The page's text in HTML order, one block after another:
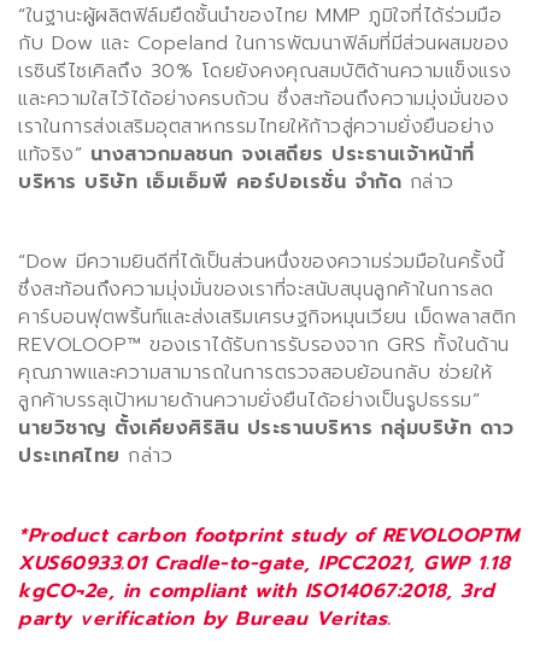
“ในฐานะผู้ผลิตฟิล์มยืดชั้นนำของไทย MMP ภูมิใจที่ได้ร่วมมือ
กับ Dow และ Copelandในการพัฒนาฟิล์มที่มีส่วนผสมของ
เรซินรีไซเคิลถึง 30% โดยยังคงคุณสมบัติด้านความแข็งแรง
และความใสไว้ได้อย่างครบถ้วน ซึ่งสะท้อนถึงความมุ่งมั่นของ
เราในการส่งเสริมอุตสาหกรรมไทยให้ก้าวสู่ความยั่งยืนอย่าง
แท้จริง” นางสาวกมลชนก จงเสถียร ประธานเจ้าหน้าที่
บริหาร บริษัท เอ็มเอ็มพี คอร์ปอเรชั่น จำกัด กล่าว
“Dow มีความยินดีที่ได้เป็นส่วนหนึ่งของความร่วมมือในครั้งนี้
ซึ่งสะท้อนถึงความมุ่งมั่นของเราที่จะสนับสนุนลูกค้าในการลด
คาร์บอนฟุตพริ้นท์และส่งเสริมเศรษฐกิจหมุนเวียน เม็ดพลาสติก
REVOLOOP™ ของเราได้รับการรับรองจาก GRS ทั้งในด้าน
คุณภาพและความสามารถในการตรวจสอบย้อนกลับ ช่วยให้
ลูกค้าบรรลุเป้าหมายด้านความยั่งยืนได้อย่างเป็นรูปธรรม”
นายวิชาญ ตั้งเคียงศิริสิน ประธานบริหาร กลุ่มบริษัท ดาว
ประเทศไทย กล่าว
*Product carbon footprint study of REVOLOOPTM
XUS60933.01 Cradle-to-gate, IPCC2021, GWP 1.18
kgCO¬2e, in compliant with ISO14067:2018, 3rd
party verification by Bureau Veritas.